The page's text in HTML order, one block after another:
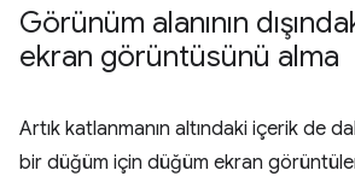
Görünüm alanının
ekran görüntüsünü alma
Artık katlanmanın altındaki içerik de
bir düğüm için düğüm ekran